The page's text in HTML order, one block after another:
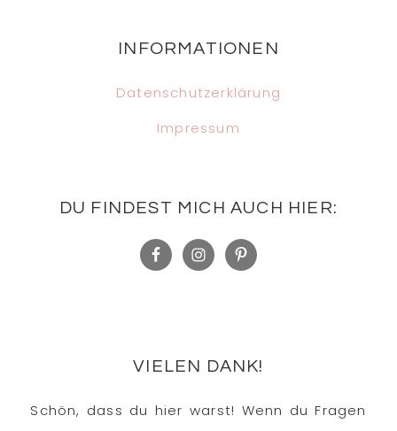
INFORMATIONEN
Datenschutzerklärung
Impressum
DU FINDEST MICH AUCH HIER:
VIELEN DANK!
Schön, dass du hier warst! Wenn du Fragen